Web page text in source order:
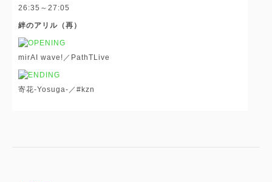
26:35～27:05
絆のアリル（再）
mirAI wave!／PathTLive
寄花-Yosuga-／#kzn